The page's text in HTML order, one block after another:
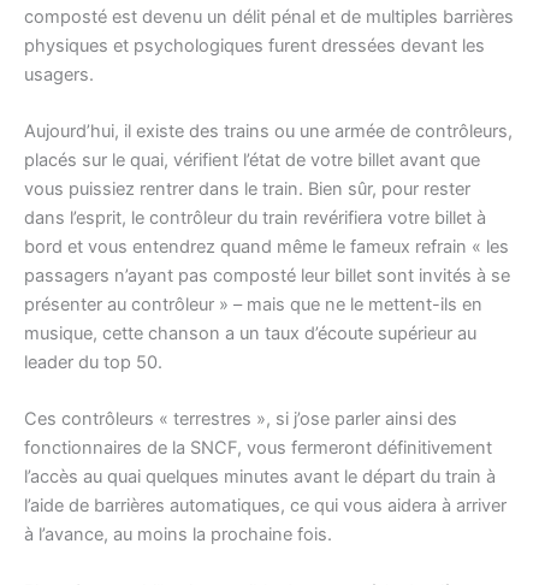
composté est devenu un délit pénal et de multiples barrières
physiques et psychologiques furent dressées devant les
usagers.
Aujourd’hui, il existe des trains ou une armée de contrôleurs,
placés sur le quai, vérifient l’état de votre billet avant que
vous puissiez rentrer dans le train. Bien sûr, pour rester
dans l’esprit, le contrôleur du train revérifiera votre billet à
bord et vous entendrez quand même le fameux refrain « les
passagers n’ayant pas composté leur billet sont invités à se
présenter au contrôleur » – mais que ne le mettent-ils en
musique, cette chanson a un taux d’écoute supérieur au
leader du top 50.
Ces contrôleurs « terrestres », si j’ose parler ainsi des
fonctionnaires de la SNCF, vous fermeront définitivement
l’accès au quai quelques minutes avant le départ du train à
l’aide de barrières automatiques, ce qui vous aidera à arriver
à l’avance, au moins la prochaine fois.